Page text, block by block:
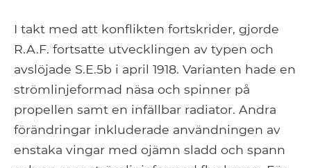
I takt med att konflikten fortskrider, gjorde
R.A.F. fortsatte utvecklingen av typen och
avslöjade S.E.5b i april 1918. Varianten hade en
strömlinjeformad näsa och spinner på
propellen samt en infällbar radiator. Andra
förändringar inkluderade användningen av
enstaka vingar med ojämn sladd och spann